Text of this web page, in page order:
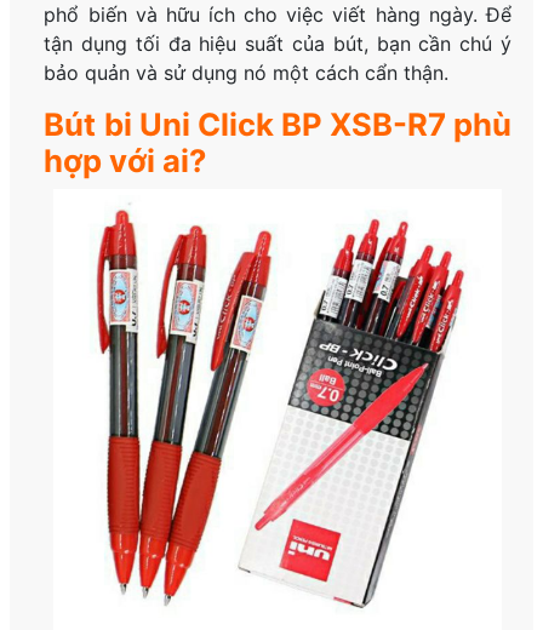
phổ biến và hữu ích cho việc viết hàng ngày. Để
tận dụng tối đa hiệu suất của bút, bạn cần chú ý
bảo quản và sử dụng nó một cách cẩn thận.
Bút bi Uni Click BP XSB-R7 phù
hợp với ai?